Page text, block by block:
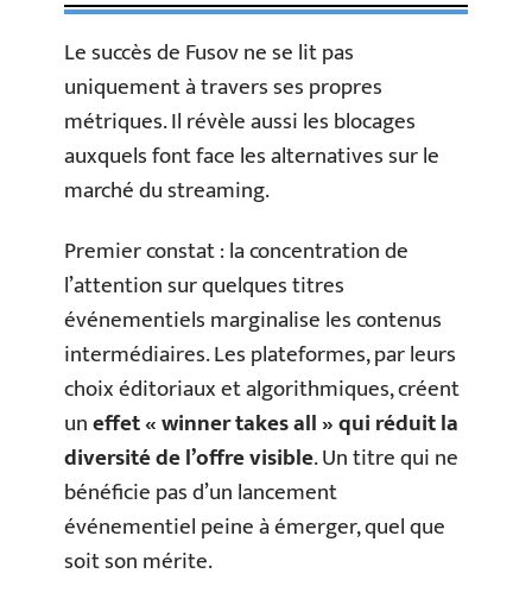
Le succès de Fusov ne se lit pas
uniquement à travers ses propres
métriques. Il révèle aussi les blocages
auxquels font face les alternatives sur le
marché du streaming.
Premier constat : la concentration de
l’attention sur quelques titres
événementiels marginalise les contenus
intermédiaires. Les plateformes, par leurs
choix éditoriaux et algorithmiques, créent
uneffet « winner takes all » qui réduit la
diversité de l’offre visible. Un titre qui ne
bénéficie pas d’un lancement
événementiel peine à émerger, quel que
soit son mérite.